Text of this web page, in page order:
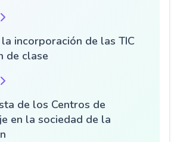
incorporación de las TIC
de clase
de los Centros de
en la sociedad de la